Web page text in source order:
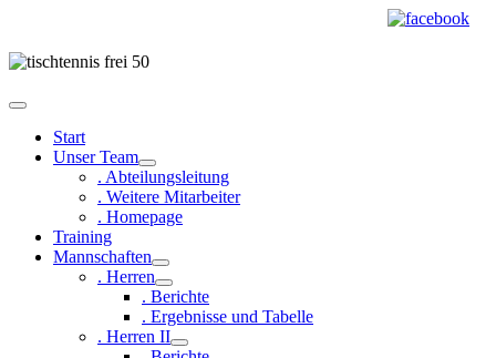
Start
Unser Team
. Abteilungsleitung
. Weitere Mitarbeiter
. Homepage
Training
Mannschaften
. Herren
. Berichte
. Ergebnisse und Tabelle
. Herren II